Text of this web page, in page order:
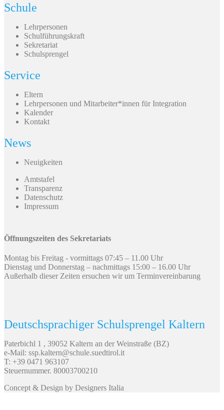
Schule
Lehrpersonen
Schulführungskraft
Sekretariat
Schulsprengel
Service
Eltern
Lehrpersonen und Mitarbeiter*innen für Integration
Kalender
Kontakt
News
Neuigkeiten
Amtstafel
Transparenz
Datenschutz
Impressum
Öffnungszeiten des Sekretariats
Montag bis Freitag - vormittags 07:45 – 11.00 Uhr
Dienstag und Donnerstag – nachmittags 15:00 – 16.00 Uhr
Außerhalb dieser Zeiten ersuchen wir um Terminvereinbarung
Deutschsprachiger Schulsprengel Kaltern
Paterbichl 1 , 39052 Kaltern an der Weinstraße (BZ)
e-Mail: ssp.kaltern@schule.suedtirol.it
T: +39 0471 963107
Steuernummer. 80003700210
Concept & Design by Designers Italia